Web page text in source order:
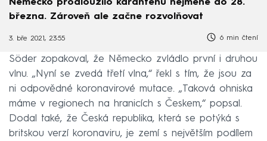
Německo prodloužilo karanténu nejméně do 28.
března. Zároveň ale začne rozvolňovat
3. bře 2021, 23:55 6 min čtení
Söder zopakoval, že Německo zvládlo první i druhou
vlnu. „Nyní se zvedá třetí vlna,“ řekl s tím, že jsou za
ni odpovědné koronavirové mutace. „Taková ohniska
máme v regionech na hranicích s Českem,“ popsal.
Dodal také, že Česká republika, která se potýká s
britskou verzí koronaviru, je zemí s největším podílem